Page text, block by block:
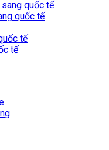
quốc tế
tế